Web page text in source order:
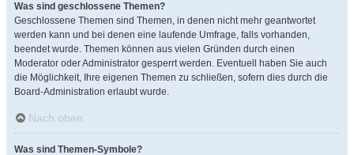
Was sind geschlossene Themen?
Geschlossene Themen sind Themen, in denen nicht mehr geantwortet
werden kann und bei denen eine laufende Umfrage, falls vorhanden,
beendet wurde. Themen können aus vielen Gründen durch einen
Moderator oder Administrator gesperrt werden. Eventuell haben Sie auch
die Möglichkeit, Ihre eigenen Themen zu schließen, sofern dies durch die
Board-Administration erlaubt wurde.
Nach oben
Was sind Themen-Symbole?